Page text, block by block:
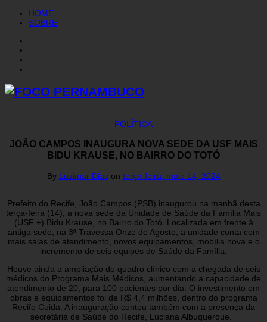
HOME
SOBRE
POLÍTICA
JOÃO CAMPOS INAUGURA NOVA SEDE DA USF MAIS
BIDU KRAUSE, NO BAIRRO DO TOTÓ
By Luzimar Dias on terça-feira, maio 14, 2024
Prefeito do Recife, João Campos (PSB) inaugurou na manhã desta
terça-feira (14), a nova sede da Unidade de Saúde da Família Mais
(USF +) Bidu Krause, no Bairro do Totó. Localizada em frente à
antiga sede, na 3ª Travessa Onze de Agosto, a unidade conta com
mais salas de atendimento, novos equipamentos, mobília nova e o
incremento de seis equipes de Saúde da Família.
Houve ainda a ampliação do quadro clínico com a chegada de seis
médicos do Programa Mais Médicos, aumentando a capacidade de
atendimento de 20, para 100 pacientes por dia. O investimento em
obras e equipamentos foi de R$ 4,4 milhões, dentro do programa
Recife Cuida. A inauguração contou também com a presença da
secretária de Saúde do Recife, Luciana Albuquerque.